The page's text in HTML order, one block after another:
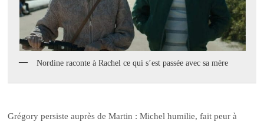
Nordine raconte à Rachel ce qui s’est passée avec sa mère
Grégory persiste auprès de Martin : Michel humilie, fait peur à